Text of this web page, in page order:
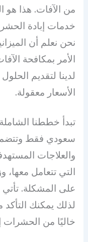
من الآفات. هذا هو
خدمات إبادة
نحن نعلم أن
الأمر بمكافحة
لدينا لتقديم
الأسعار معقولة.
سعودي فقط
والعلاجات
التي تتعامل معها،
على المشكلة.
لذلك يمكنك
خاليًا من الحشرات